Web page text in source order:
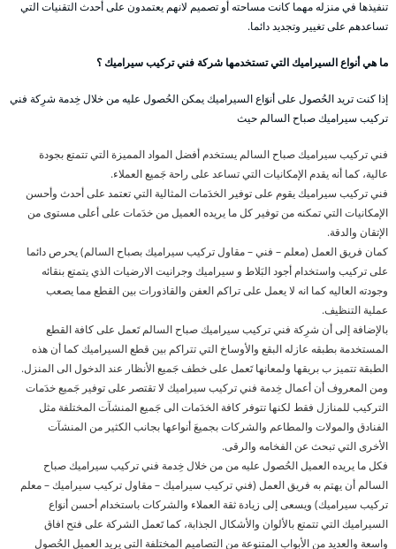
تنفيذها في منزله مهما كانت مساحته أو تصميم لانهم يعتمدون على أحدث التقنيات التي
تساعدهم على تغيير وتجديد دائما.
ما هي أنواع السيراميك التي تستخدمها شركة فني تركيب سيراميك ؟
إذا كنت تريد الحُصول على أنوَاع السيراميك يمكن الحُصول عليه من خلال خِدمة شرِكة فني
تركيب سيراميك صباح السالم حيث
فني تركيب سيراميك صباح السالم يستخدم أفضل المواد المميزة التي تتمتع بجودة
عالية، كما أنه يقدم الإمكانيات التي تساعد على راحة جَميع العملاء.
فني تركيب سيراميك يقوم على توفير الخدَمات المثالية التي تعتمد على أحدث وأحسن
الإمكانيات التي تمكنه من توفير كل ما يريده العميل من خدَمات على أعلى مستوى من
الإتقان والدقة.
كمان فريق العمل (معلم – فني – مقاول تركيب سيراميك بصباح السالم) يحرص دائما
على تركيب واستخدام أجود البَلاط و سيراميك وجرانيت الارضيات الذي يتمتع بنقائه
وجودته العاليه كما انه لا يعمل على تراكم العفن والقاذورات بين القطع مما يصعب
عملية التنظيف.
بالإضافة إلى أن شرِكة فني تركيب سيراميك صباح السالم تَعمل على كافة القطع
المستخدمة بطبقه عازله البقع والأوساخ التي تتراكم بين قطع السيراميك كما أن هذه
الطبقة تتميز ب بريقها ولمعانها تَعمل على خطف جَميع الأنظار عند الدخول الى المنزل.
ومن المعروف أن أعمال خِدمة فني تركيب سيراميك لا تقتصر على توفير جَميع خدَمات
التركيب للمنازل فقط لكنها تتوفر كافة الخدَمات الى جَميع المنشآت المختلفة مثل
الفنادق والمولات والمطاعم والشركات بجميعَ أنواعها بجانب الكثير من المنشآت
الأخرى التي تبحث عن الفخامه والرقى.
فكل ما يريده العميل الحُصول عليه من من خلال خِدمة فني تركيب سيراميك صباح
السالم أن يهتم به فريق العمل (فني تركيب سيراميك – مقاول تركيب سيراميك – معلم
تركيب سيراميك) ويسعى إلى زيادة ثقة العملاء والشركات باستخدام أحسن أنوَاع
السيراميك التي تتمتع بالألوان والأشكال الجذابة، كما تَعمل الشركة على فتح افاق
واسعة والعديد من الأبواب المتنوعة من التصاميم المختلفة التي يريد العميل الحُصول